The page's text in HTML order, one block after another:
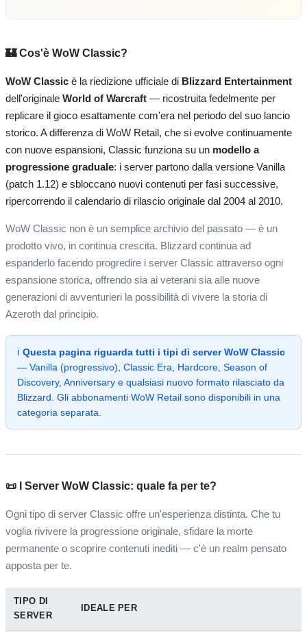
🏰 Cos'è WoW Classic?
WoW Classic è la riedizione ufficiale di Blizzard Entertainment
dell'originale World of Warcraft — ricostruita fedelmente per
replicare il gioco esattamente com'era nel periodo del suo lancio
storico. A differenza di WoW Retail, che si evolve continuamente
con nuove espansioni, Classic funziona su un modello a
progressione graduale: i server partono dalla versione Vanilla
(patch 1.12) e sbloccano nuovi contenuti per fasi successive,
ripercorrendo il calendario di rilascio originale dal 2004 al 2010.
WoW Classic non è un semplice archivio del passato — è un
prodotto vivo, in continua crescita. Blizzard continua ad
espanderlo facendo progredire i server Classic attraverso ogni
espansione storica, offrendo sia ai veterani sia alle nuove
generazioni di avventurieri la possibilità di vivere la storia di
Azeroth dal principio.
ℹ️ Questa pagina riguarda tutti i tipi di server WoW Classic
— Vanilla (progressivo), Classic Era, Hardcore, Season of
Discovery, Anniversary e qualsiasi nuovo formato rilasciato da
Blizzard. Gli abbonamenti WoW Retail sono disponibili in una
categoria separata.
📜 I Server WoW Classic: quale fa per te?
Ogni tipo di server Classic offre un'esperienza distinta. Che tu
voglia rivivere la progressione originale, sfidare la morte
permanente o scoprire contenuti inediti — c'è un realm pensato
apposta per te.
TIPO DI
SERVER
IDEALE PER